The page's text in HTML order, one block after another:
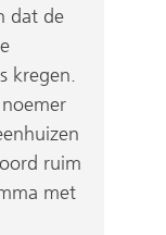
dat de
kregen.
ruim
met